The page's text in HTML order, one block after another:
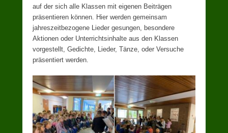
auf der sich alle Klassen mit eigenen Beiträgen
präsentieren können. Hier werden gemeinsam
jahreszeitbezogene Lieder gesungen, besondere
Aktionen oder Unterrichtsinhalte aus den Klassen
vorgestellt, Gedichte, Lieder, Tänze, oder Versuche
präsentiert werden.